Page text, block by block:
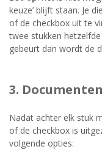
keuze’ blijft staan. Je
of de checkbox uit te
twee stukken
gebeurt dan wordt de
3.
Nadat achter elk stuk
of de checkbox is
volgende opties: